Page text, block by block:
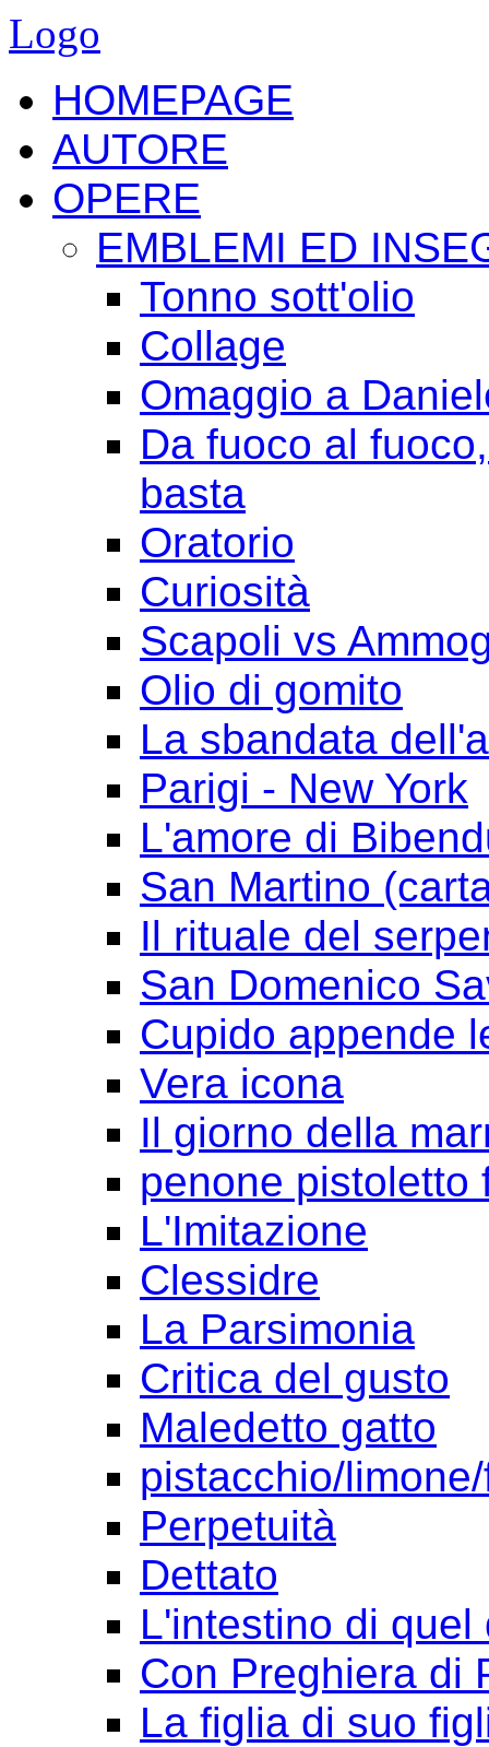
Logo
HOMEPAGE
AUTORE
OPERE
EMBLEMI ED
Tonno sott'olio
Collage
Omaggio a
Da fuoco al
basta
Oratorio
Curiosità
Scapoli vs
Olio di gomito
La sbandata
Parigi - New York
L'amore di
San Martino
Il rituale del
San Domenico
Cupido appende
Vera icona
Il giorno della
penone pistoletto
L'Imitazione
Clessidre
La Parsimonia
Critica del gusto
Maledetto gatto
pistacchio/
Perpetuità
Dettato
L'intestino di
Con Preghiera di
La figlia di suo